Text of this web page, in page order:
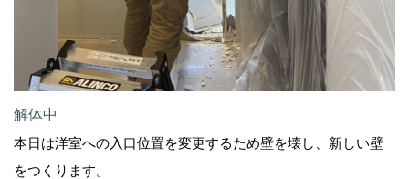
解体中
本日は洋室への入口位置を変更するため壁を壊し、新しい壁
をつくります。